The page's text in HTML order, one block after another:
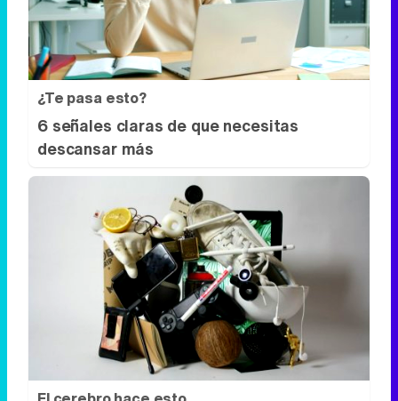
¿Te pasa esto?
6 señales claras de que necesitas
descansar más